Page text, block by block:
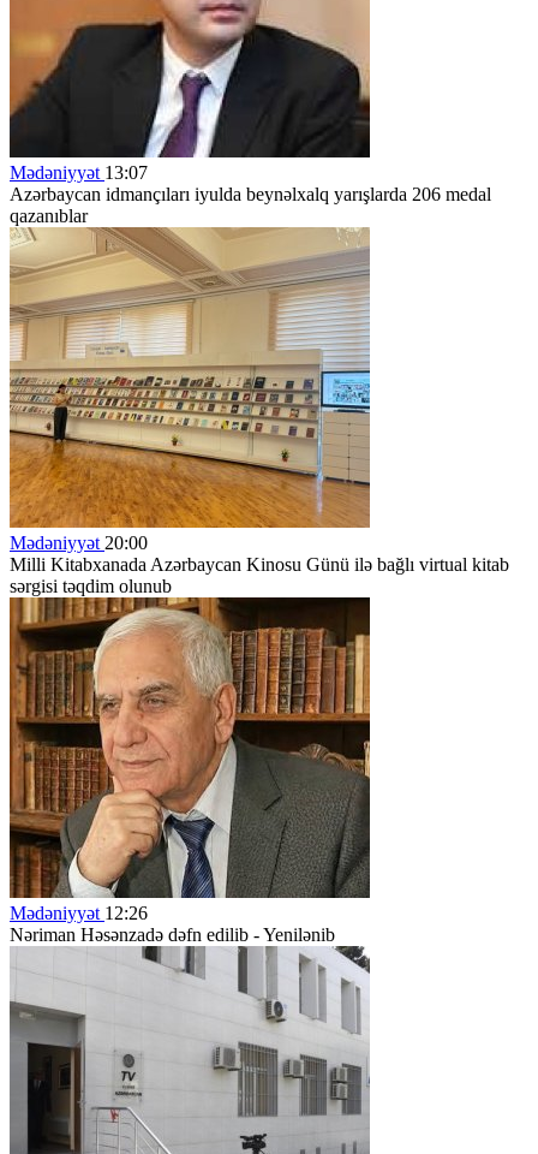
Mədəniyyət 13:07
Azərbaycan idmançıları iyulda beynəlxalq yarışlarda 206 medal
qazanıblar
Mədəniyyət 20:00
Milli Kitabxanada Azərbaycan Kinosu Günü ilə bağlı virtual kitab
sərgisi təqdim olunub
Mədəniyyət 12:26
Nəriman Həsənzadə dəfn edilib - Yenilənib